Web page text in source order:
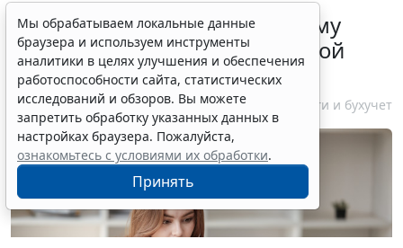
ФНС России рассказала малому
бизнесу о порядке упрощенной
ликвидации компании
7 августа 2026 18:16 Налоги и бухучет
Мы обрабатываем локальные данные
браузера и используем инструменты
аналитики в целях улучшения и обеспечения
работоспособности сайта, статистических
исследований и обзоров. Вы можете
запретить обработку указанных данных в
настройках браузера. Пожалуйста,
ознакомьтесь с условиями их обработки.
Принять